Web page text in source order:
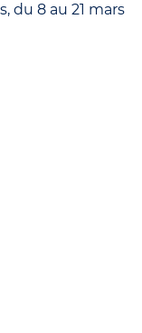
du 8 au 21 mars